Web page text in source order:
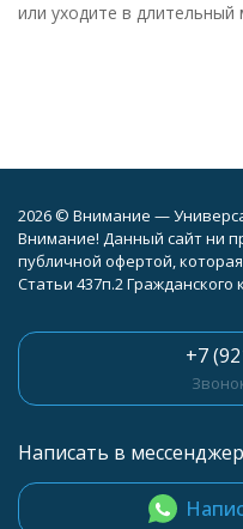
или уходите в длительный
2026 © Внимание —
Внимание! Данный сайт ни
публичной офертой,
Статьи 437п.2 Гражданского
+7
Написать в